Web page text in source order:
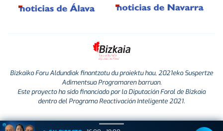
Bizkaiko Foru Aldundiak finantzatu du proiektu hau, 2021eko Suspertze
Adimentsua Programaren barruan.
Este proyecto ha sido financiado por la Diputación Foral de Bizkaia
dentro del Programa Reactivación Inteligente 2021.